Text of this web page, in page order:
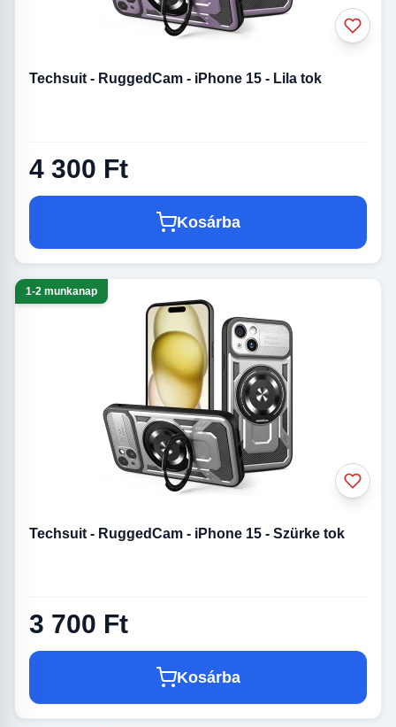
Techsuit - RuggedCam - iPhone 15 - Lila tok
4 300 Ft
Kosárba
1-2 munkanap
Techsuit - RuggedCam - iPhone 15 - Szürke tok
3 700 Ft
Kosárba